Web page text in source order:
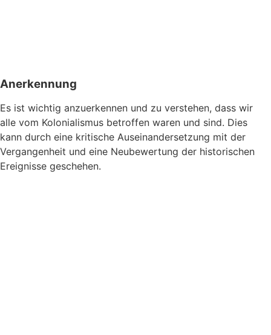
Anerkennung
Es ist wichtig anzuerkennen und zu verstehen, dass wir
alle vom Kolonialismus betroffen waren und sind. Dies
kann durch eine kritische Auseinandersetzung mit der
Vergangenheit und eine Neubewertung der historischen
Ereignisse geschehen.